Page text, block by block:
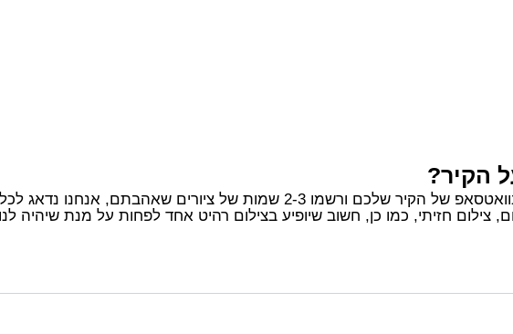
הקיר?
3 שמות של ציורים שאהבתם, אנחנו נדאג לכל השאר.
צילום חזיתי, כמו כן, חשוב שיופיע בצילום רהיט אחד לפחות על מנת שיהיה